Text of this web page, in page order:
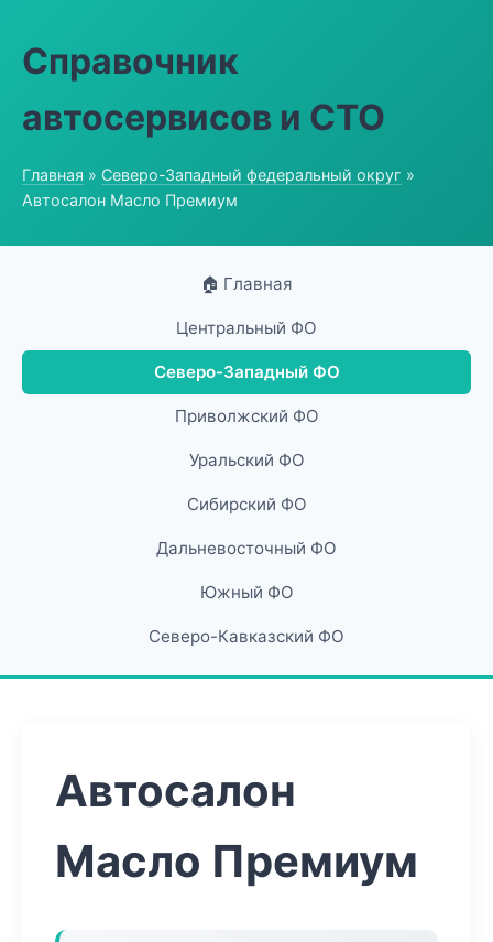
Справочник
автосервисов и СТО
Главная » Северо-Западный федеральный округ »
Автосалон Масло Премиум
🏠 Главная
Центральный ФО
Северо-Западный ФО
Приволжский ФО
Уральский ФО
Сибирский ФО
Дальневосточный ФО
Южный ФО
Северо-Кавказский ФО
Автосалон
Масло Премиум